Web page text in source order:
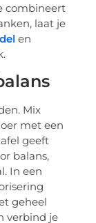
combineert
laat je
en
Mix
met een
geeft
balans,
In een
geheel
verbind je